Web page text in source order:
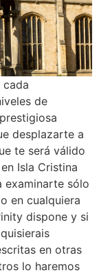
de
desplazarte a
te será válido
Isla Cristina
examinarte sólo
en cualquiera
dispone y si
en otras
lo haremos